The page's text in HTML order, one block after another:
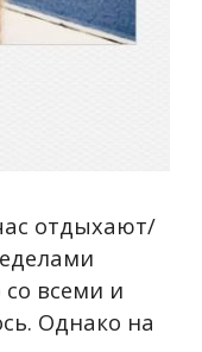
отдыхают/
со всеми и
Однако на